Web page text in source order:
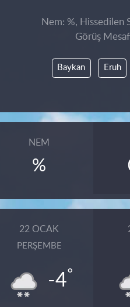
Nem: %, Hissedilen
Görüş
Baykan Eruh
NEM
%
22 OCAK
PERŞEMBE
-4°